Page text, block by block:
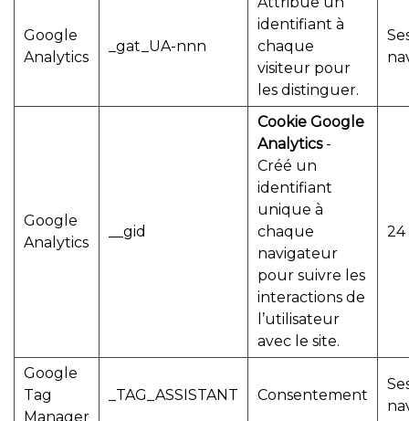
Google
Analytics
_gat_UA-nnn
identifiant à
chaque
visiteur pour
les distinguer.
Google
Analytics
__gid
Cookie Google
Analytics-
Créé un
identifiant
unique à
chaque
navigateur
pour suivre les
interactions de
l’utilisateur
avec le site.
24
Google
Tag
Manager
_TAG_ASSISTANT Consentement